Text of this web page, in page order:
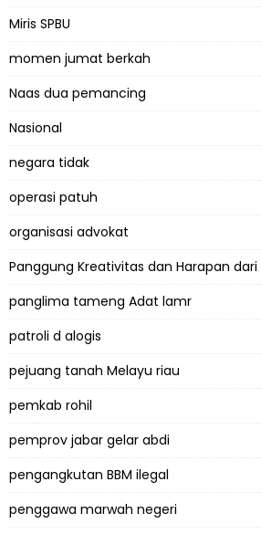
Miris SPBU
momen jumat berkah
Naas dua pemancing
Nasional
negara tidak
operasi patuh
organisasi advokat
Panggung Kreativitas dan Harapan dari
panglima tameng Adat lamr
patroli d alogis
pejuang tanah Melayu riau
pemkab rohil
pemprov jabar gelar abdi
pengangkutan BBM ilegal
penggawa marwah negeri